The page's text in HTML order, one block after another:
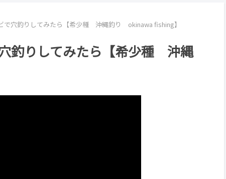
で穴釣りしてみたら【希少種 沖縄釣り okinawa fishing】
釣りしてみたら【希少種 沖縄